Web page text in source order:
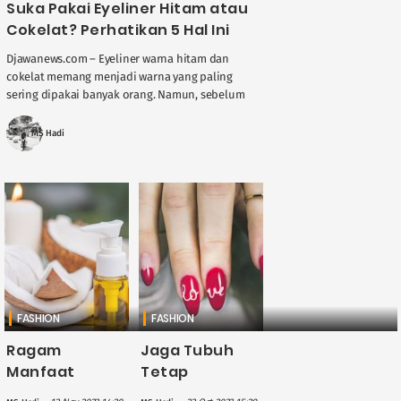
Suka Pakai Eyeliner Hitam atau
Cokelat? Perhatikan 5 Hal Ini
Djawanews.com – Eyeliner warna hitam dan
cokelat memang menjadi warna yang paling
sering dipakai banyak orang. Namun, sebelum
memilih, ada beberapa hal yang perlu
diperhatikan agar tampilan ....
MS Hadi
FASHION
Ragam
Manfaat
Minyak Kelapa
FASHION
Jaga Tubuh
Tetap
Terhidrasi